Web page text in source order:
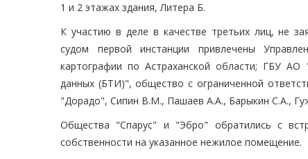
1 и 2 этажах здания, Литера Б.
К участию в деле в качестве третьих лиц, не
судом первой инстанции привлечены
картографии по Астраханской области; ГБУ АО
данных (БТИ)", общество с ограниченной
"Дорадо", Сипин В.М., Пашаев А.А., Барыкин С.А.,
Общества "Спарус" и "Эбро" обратились с
собственности на указанное нежилое помещение.